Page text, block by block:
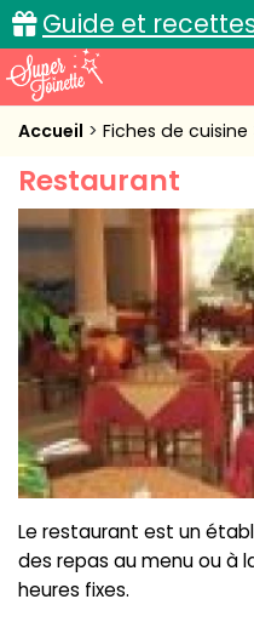
Guide et
Accueil
Recettes de cuisine
Cuisine pratique
L'actu cuisine
Accueil Fiches de cuisine
Restaurant
Le restaurant est un
des repas au menu ou à
heures fixes.